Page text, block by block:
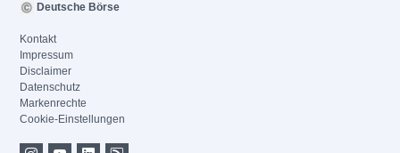
Deutsche Börse
Kontakt
Impressum
Disclaimer
Datenschutz
Markenrechte
Cookie-Einstellungen